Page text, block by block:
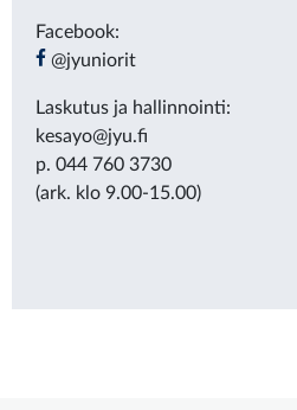
Facebook:
@jyuniorit
Laskutus ja hallinnointi:
kesayo@jyu.fi
p. 044 760 3730
(ark. klo 9.00-15.00)